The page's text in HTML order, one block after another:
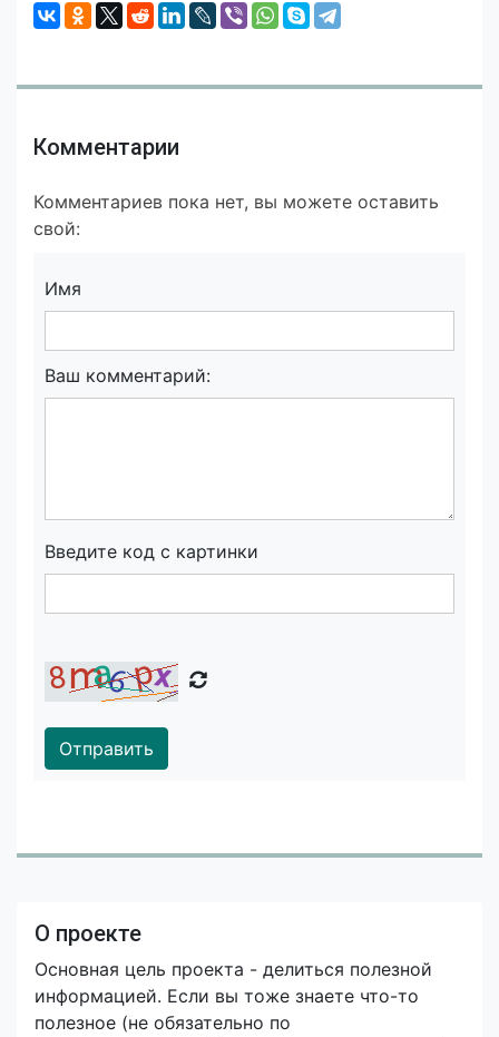
Комментарии
Комментариев пока нет, вы можете оставить
свой:
Имя
Ваш комментарий:
Введите код с картинки
Отправить
О проекте
Основная цель проекта - делиться полезной
информацией. Если вы тоже знаете что-то
полезное (не обязательно по